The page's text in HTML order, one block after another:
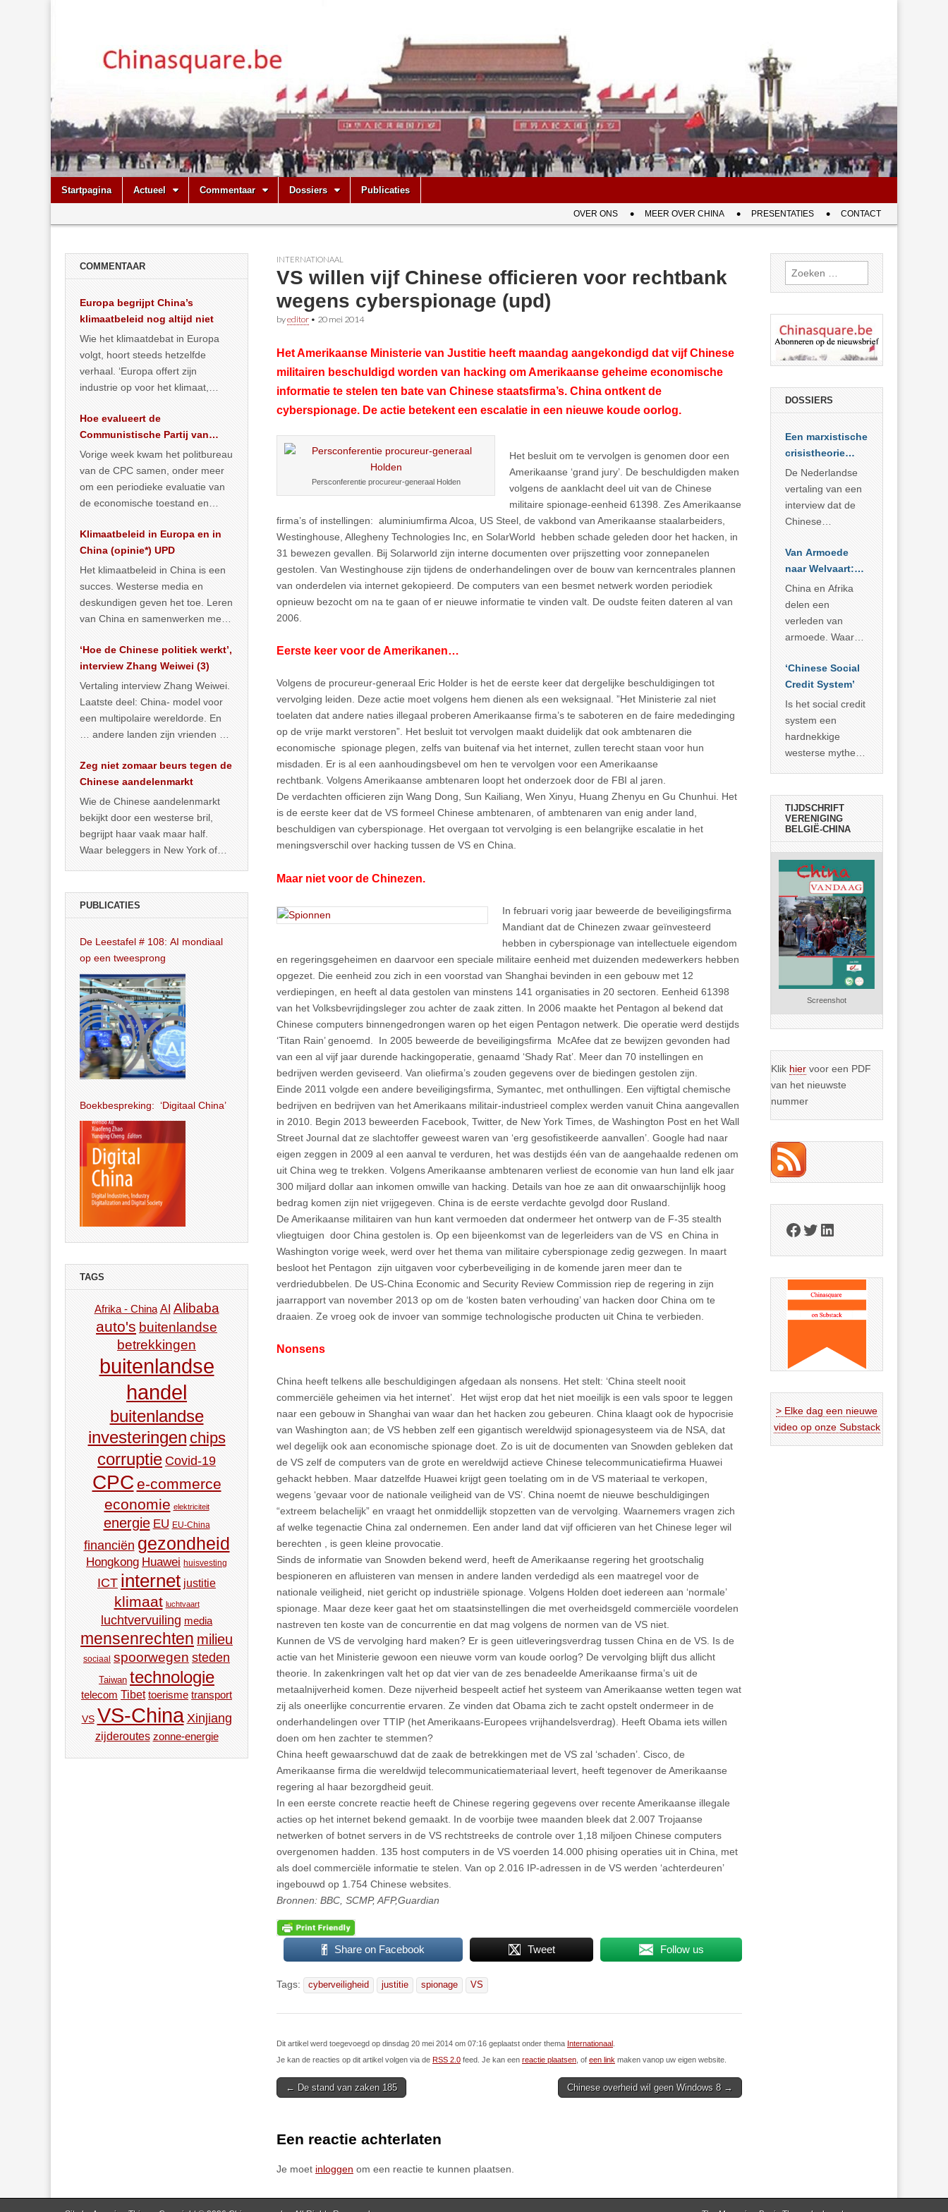
Chinasquare.be
Main
menu
Skip
Startpagina Actueel Commentaar Dossiers Publicaties
menu
OVER ONS MEER OVER CHINA PRESENTATIES CONTACT
INTERNATIONAAL
VS willen vijf Chinese officieren voor rechtbank
wegens cyberspionage (upd)
byeditor • 20 mei 2014
Het Amerikaanse Ministerie van Justitie heeft maandag aangekondigd dat vijf Chinese
militairen beschuldigd worden van hacking om Amerikaanse geheime economische
informatie te stelen ten bate van Chinese staatsfirma’s. China ontkent de
cyberspionage. De actie betekent een escalatie in een nieuwe koude oorlog.
Persconferentie procureur-generaal Holden
Het besluit om te vervolgen is genomen door een
Amerikaanse ‘grand jury’. De beschuldigden maken
volgens de aanklacht deel uit van de Chinese
militaire spionage-eenheid 61398. Zes Amerikaanse
firma’s of instellingen: aluminiumfirma Alcoa, US Steel, de vakbond van Amerikaanse staalarbeiders,
Westinghouse, Allegheny Technologies Inc, en SolarWorld hebben schade geleden door het hacken, in
31 bewezen gevallen. Bij Solarworld zijn interne documenten over prijszetting voor zonnepanelen
gestolen. Van Westinghouse zijn tijdens de onderhandelingen over de bouw van kerncentrales plannen
van onderdelen via internet gekopieerd. De computers van een besmet netwerk worden periodiek
opnieuw bezocht om na te gaan of er nieuwe informatie te vinden valt. De oudste feiten dateren al van
2006.
Eerste keer voor de Amerikanen…
Volgens de procureur-generaal Eric Holder is het de eerste keer dat dergelijke beschuldigingen tot
vervolging leiden. Deze actie moet volgens hem dienen als een weksignaal. ”Het Ministerie zal niet
toelaten dat andere naties illegaal proberen Amerikaanse firma’s te saboteren en de faire mededinging
op de vrije markt verstoren”. Het besluit tot vervolgen maakt duidelijk dat ook ambtenaren die
economische spionage plegen, zelfs van buitenaf via het internet, zullen terecht staan voor hun
misdaden. Er is al een aanhoudingsbevel om hen te vervolgen voor een Amerikaanse
rechtbank. Volgens Amerikaanse ambtenaren loopt het onderzoek door de FBI al jaren.
De verdachten officieren zijn Wang Dong, Sun Kailiang, Wen Xinyu, Huang Zhenyu en Gu Chunhui. Het
is de eerste keer dat de VS formeel Chinese ambtenaren, of ambtenaren van enig ander land,
beschuldigen van cyberspionage. Het overgaan tot vervolging is een belangrijke escalatie in het
meningsverschil over hacking tussen de VS en China.
Maar niet voor de Chinezen.
In februari vorig jaar beweerde de beveiligingsfirma
Mandiant dat de Chinezen zwaar geïnvesteerd
hebben in cyberspionage van intellectuele eigendom
en regeringsgeheimen en daarvoor een speciale militaire eenheid met duizenden medewerkers hebben
opgezet. Die eenheid zou zich in een voorstad van Shanghai bevinden in een gebouw met 12
verdiepingen, en heeft al data gestolen van minstens 141 organisaties in 20 sectoren. Eenheid 61398
van het Volksbevrijdingsleger zou achter de zaak zitten. In 2006 maakte het Pentagon al bekend dat
Chinese computers binnengedrongen waren op het eigen Pentagon netwerk. Die operatie werd destijds
‘Titan Rain’ genoemd. In 2005 beweerde de beveiligingsfirma McAfee dat ze bewijzen gevonden had
van een al vijf jaar durende hackingoperatie, genaamd ‘Shady Rat’. Meer dan 70 instellingen en
bedrijven werden geviseerd. Van oliefirma’s zouden gegevens over de biedingen gestolen zijn.
Einde 2011 volgde een andere beveiligingsfirma, Symantec, met onthullingen. Een vijftigtal chemische
bedrijven en bedrijven van het Amerikaans militair-industrieel complex werden vanuit China aangevallen
in 2010. Begin 2013 beweerden Facebook, Twitter, de New York Times, de Washington Post en het Wall
Street Journal dat ze slachtoffer geweest waren van ‘erg gesofistikeerde aanvallen’. Google had naar
eigen zeggen in 2009 al een aanval te verduren, het was destijds één van de aangehaalde redenen om
uit China weg te trekken. Volgens Amerikaanse ambtenaren verliest de economie van hun land elk jaar
300 miljard dollar aan inkomen omwille van hacking. Details van hoe ze aan dit onwaarschijnlijk hoog
bedrag komen zijn niet vrijgegeven. China is de eerste verdachte gevolgd door Rusland.
De Amerikaanse militairen van hun kant vermoeden dat ondermeer het ontwerp van de F-35 stealth
vliegtuigen door China gestolen is. Op een bijeenkomst van de legerleiders van de VS en China in
Washington vorige week, werd over het thema van militaire cyberspionage zedig gezwegen. In maart
besloot het Pentagon zijn uitgaven voor cyberbeveiliging in de komende jaren meer dan te
verdriedubbelen. De US-China Economic and Security Review Commission riep de regering in zijn
jaarrapport van november 2013 op om de ‘kosten baten verhouding’ van hacken door China om te
draaien. Ze vroeg ook de invoer van sommige technologische producten uit China te verbieden.
Nonsens
China heeft telkens alle beschuldigingen afgedaan als nonsens. Het stelt: ‘China steelt nooit
commerciële geheimen via het internet’. Het wijst erop dat het niet moeilijk is een vals spoor te leggen
naar een gebouw in Shanghai van waar dan het hacken zou gebeuren. China klaagt ook de hypocrisie
van Washington aan; de VS hebben zelf een gigantisch wereldwijd spionagesysteem via de NSA, dat
wel degelijk ook aan economische spionage doet. Zo is uit de documenten van Snowden gebleken dat
de VS zelf de computers van de grote en wereldwijd actieve Chinese telecommunicatiefirma Huawei
gehackt hebben. Maar datzelfde Huawei krijgt geen toelating om in de VS materiaal te verkopen,
wegens ‘gevaar voor de nationale veiligheid van de VS’. China noemt de nieuwe beschuldigingen
“extreem belachelijk” en vraagt het onmiddellijk stopzetten van de vervolging. Waarnemers vragen zich
af welke tegenactie China zal ondernemen. Een ander land dat vijf officieren van het Chinese leger wil
berechten , is geen kleine provocatie.
Sinds de informatie van Snowden bekend werd, heeft de Amerikaanse regering het grootschalig
bespioneren en afluisteren van mensen in andere landen verdedigd als een maatregel voor de
nationale veiligheid, niet gericht op industriële spionage. Volgens Holden doet iedereen aan ‘normale’
spionage. Maar deze keer gaat het om staatsinstellingen die met overheidsgeld commerciële voordelen
nastreven ten koste van de concurrentie en dat mag volgens de normen van de VS niet.
Kunnen de VS de vervolging hard maken? Er is geen uitleveringsverdrag tussen China en de VS. Is de
actie van het Ministerie gewoon een nieuwe vorm van koude oorlog? De vervolging blijft dus allicht
theorie. In zakenkringen valt het op dat vier van de zes benadeelde Amerikaanse firma’s uit de
metaalnijverheid komen. Deze nijverheid bespeelt actief het systeem van Amerikaanse wetten tegen wat
zij als oneerlijke concurrentie ervaren. Ze vinden dat Obama zich te zacht opstelt ondermeer in de
onderhandelingen over TTIP (het Amerikaans-Europees vrijhandelsverdrag). Heeft Obama iets willen
doen om hen zachter te stemmen?
China heeft gewaarschuwd dat de zaak de betrekkingen met de VS zal ‘schaden’. Cisco, de
Amerikaanse firma die wereldwijd telecommunicatiemateriaal levert, heeft tegenover de Amerikaanse
regering al haar bezorgdheid geuit.
In een eerste concrete reactie heeft de Chinese regering gegevens over recente Amerikaanse illegale
acties op het internet bekend gemaakt. In de voorbije twee maanden bleek dat 2.007 Trojaanse
netwerken of botnet servers in de VS rechtstreeks de controle over 1,18 miljoen Chinese computers
overgenomen hadden. 135 host computers in de VS voerden 14.000 phising operaties uit in China, met
als doel commerciële informatie te stelen. Van op 2.016 IP-adressen in de VS werden ‘achterdeuren’
ingebouwd op 1.754 Chinese websites.
Bronnen: BBC, SCMP, AFP,Guardian
Share on Facebook Tweet Follow us
Tags: cyberveiligheid justitie spionage VS
Dit artikel werd toegevoegd op dinsdag 20 mei 2014 om 07:16 geplaatst onder thema Internationaal
Je kan de reacties op dit artikel volgen via de RSS 2.0 feed. Je kan een reactie plaatsen , of een link maken vanop uw eigen website.
Post
← De stand van zaken 185 Chinese overheid wil geen Windows 8 →
Een reactie achterlaten
Je moet inloggen om een reactie te kunnen plaatsen.
COMMENTAAR
Europa begrijpt China’s
klimaatbeleid nog altijd niet
Wie het klimaatdebat in Europa
volgt, hoort steeds hetzelfde
verhaal. ‘Europa offert zijn
industrie op voor het klimaat,
vergroening… >> lees meer
Hoe evalueert de
Communistische Partij van
China de economische
situatie?
Vorige week kwam het politbureau
van de CPC samen, onder meer
om een periodieke evaluatie van
de economische toestand en
publiceerden… >> lees meer
Klimaatbeleid in Europa en in
China (opinie*) UPD
Het klimaatbeleid in China is een
succes. Westerse media en
deskundigen geven het toe. Leren
van China en samenwerken met
… >> lees meer
‘Hoe de Chinese politiek werkt’,
interview Zhang Weiwei (3)
Vertaling interview Zhang Weiwei.
Laatste deel: China- model voor
een multipolaire wereldorde. En
… andere landen zijn vrienden of
Zeg niet zomaar beurs tegen de
Chinese aandelenmarkt
Wie de Chinese aandelenmarkt
bekijkt door een westerse bril,
begrijpt haar vaak maar half.
Waar beleggers in New York of
PUBLICATIES
De Leestafel # 108: AI mondiaal
op een tweesprong
Boekbespreking: ‘Digitaal China’
TAGS
Afrika - China AI Alibaba
auto's buitenlandse
betrekkingen
buitenlandse
handel
buitenlandse
investeringen chips
corruptie Covid-19
CPC e-commerce
economie elektriciteit
energie EU EU-China
financiën gezondheid
Hongkong Huawei huisvesting
ICT internet justitie
klimaat luchtvaart
luchtvervuiling media
mensenrechten milieu
sociaal spoorwegen steden
Taiwan technologie
telecom Tibet toerisme transport
VS VS-China Xinjiang
zijderoutes zonne-energie
Zoeken
naar:
DOSSIERS
Een marxistische
crisistheorie
voor vandaag
De Nederlandse
vertaling van een
interview dat de
Chinese
Sociale
Wetenschappen
afnam van de
Britse
marxistische
econoom Michael
zien dat
… >> lees meer
Van Armoede
naar Welvaart:
Wat Afrika kan
leren van
China’s
economisch
China en Afrika
delen een
verleden van
armoede. Waar
voorbije veertig
jaar in slaagde
meer dan 800
miljoen mensen
uit de armoede
… >> lees meer
‘Chinese Social
Credit System’
Is het social credit
system een
hardnekkige
westerse mythe of
TIJDSCHRIFT
VERENIGING
BELGIË-CHINA
Screenshot
Klik hier voor een PDF
van het nieuwste
nummer
Facebook
Twitter
LinkedIn
> Elke dag een nieuwe
video op onze Substack